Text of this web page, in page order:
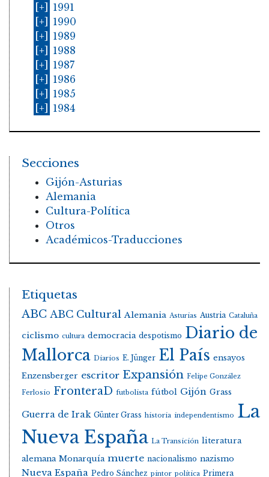
[+]
1991
[+]
1990
[+]
1989
[+]
1988
[+]
1987
[+]
1986
[+]
1985
[+]
1984
Secciones
Gijón-Asturias
Alemania
Cultura-Política
Otros
Académicos-Traducciones
Etiquetas
ABC ABC Cultural Alemania Asturias Austria Cataluña
ciclismo cultura democracia despotismo Diario de
Mallorca Diarios E. Jünger El País ensayos
Enzensberger escritor Expansión Felipe González
Ferlosio FronteraD futbolista fútbol Gijón Grass
Guerra de Irak Günter Grass historia independentismo La
Nueva España La Transición literatura
alemana Monarquía muerte nacionalismo nazismo
Nueva España Pedro Sánchez pintor política Primera